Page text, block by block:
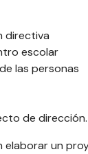
directiva
escolar
las personas
de dirección.
elaborar un